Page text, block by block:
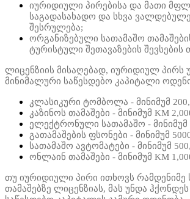
იურიდიული პირებისა და მათი
საგადასახადო და სხვა
შესრულება;
ორგანიზებული სათამაშო
ტურისტული შეთავაზების
ლიცენზიის მისაღებად, იურიდიულ პირს
მინიმალური საწესდებო კაპიტალი
კლასიკური ტომბოლა - მინიმუმ
კაზინოს თამაშები - მინიმუმ KM
ელექტრონული სათამაშო - მინიმუმ
გათამაშების ფსონები - მინიმუმ
სათამაშო ავტომატები - მინიმუმ
ონლაინ თამაშები - მინიმუმ KM
თუ იურიდიული პირი ითხოვს რამდენიმე
თამაშებზე ლიცენზიას, მას უნდა